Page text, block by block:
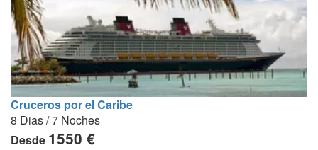
Cruceros por el Caribe
8 Dias / 7 Noches
Desde 1550 €